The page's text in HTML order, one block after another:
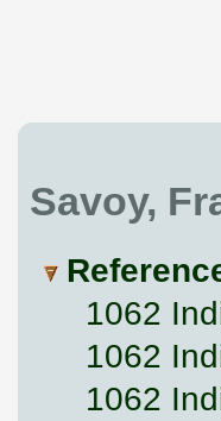
Savoy,
1062
1062
1062